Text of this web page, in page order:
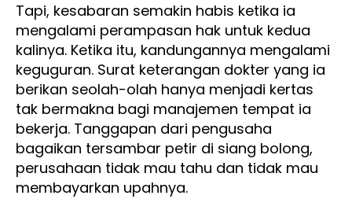
Tapi, kesabaran semakin habis ketika ia
mengalami perampasan hak untuk kedua
kalinya. Ketika itu, kandungannya mengalami
keguguran. Surat keterangan dokter yang ia
berikan seolah-olah hanya menjadi kertas
tak bermakna bagi manajemen tempat ia
bekerja. Tanggapan dari pengusaha
bagaikan tersambar petir di siang bolong,
perusahaan tidak mau tahu dan tidak mau
membayarkan upahnya.